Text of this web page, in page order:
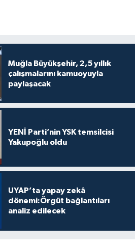
Muğla Büyükşehir, 2,5 yıllık
çalışmalarını kamuoyuyla
paylaşacak
YENİ Parti’nin YSK temsilcisi
Yakupoğlu oldu
UYAP’ta yapay zekâ
dönemi:Örgüt bağlantıları
analiz edilecek